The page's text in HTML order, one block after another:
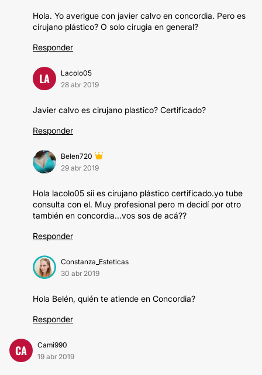
Hola. Yo averigue con javier calvo en concordia. Pero es
cirujano plástico? O solo cirugia en general?
Responder
LA
Lacolo05
28 abr 2019
Javier calvo es cirujano plastico? Certificado?
Responder
Belen720
29 abr 2019
Hola lacolo05 sii es cirujano plástico certificado.yo tube
consulta con el. Muy profesional pero m decidí por otro
también en concordia...vos sos de acá??
Responder
Constanza_Esteticas
30 abr 2019
Hola Belén, quién te atiende en Concordia?
Responder
CA
Cami990
19 abr 2019